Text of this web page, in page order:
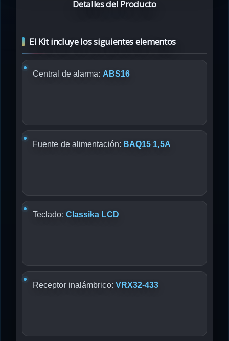
Detalles del Producto
El Kit incluye los siguientes elementos
Central de alarma: ABS16
Fuente de alimentación: BAQ15 1,5A
Teclado: Classika LCD
Receptor inalámbrico: VRX32-433